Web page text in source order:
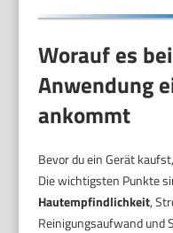
Worauf es
Anwendung
ankommt
Bevor du ein Gerät
Die wichtigsten Punkte
Hautempfindlichkeit,
Reinigungsaufwand und